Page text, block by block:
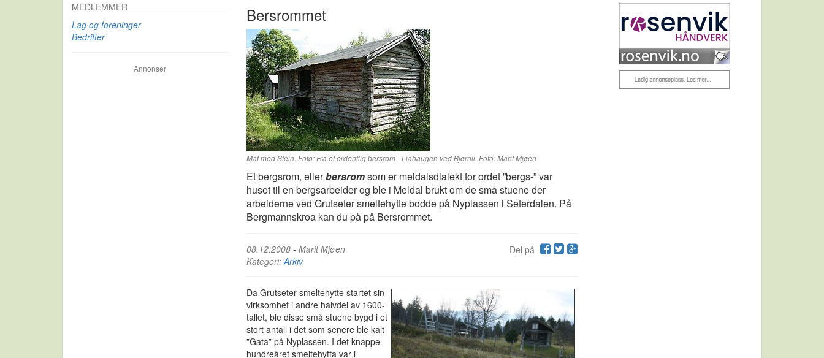
Bersrommet
Mat med Stein. Foto: Fra et ordentlig bersrom - Liahaugen ved Bjørnli. Foto: Marit Mjøen
Et bergsrom, ellerbersromsom er meldalsdialekt for ordet ”bergs-” var
huset til en bergsarbeider og ble i Meldal brukt om de små stuene der
arbeiderne ved Grutseter smeltehytte bodde på Nyplassen i Seterdalen. På
Bergmannskroa kan du på på Bersrommet.
Del på
08.12.2008 - Marit Mjøen
Kategori:Arkiv
Da Grutseter smeltehytte startet sin
virksomhet i andre halvdel av 1600-
tallet, ble disse små stuene bygd i et
stort antall i det som senere ble kalt
”Gata” på Nyplassen. I det knappe
hundreåret smeltehytta var i
MEDLEMMER
Lag og foreninger
Bedrifter
Annonser